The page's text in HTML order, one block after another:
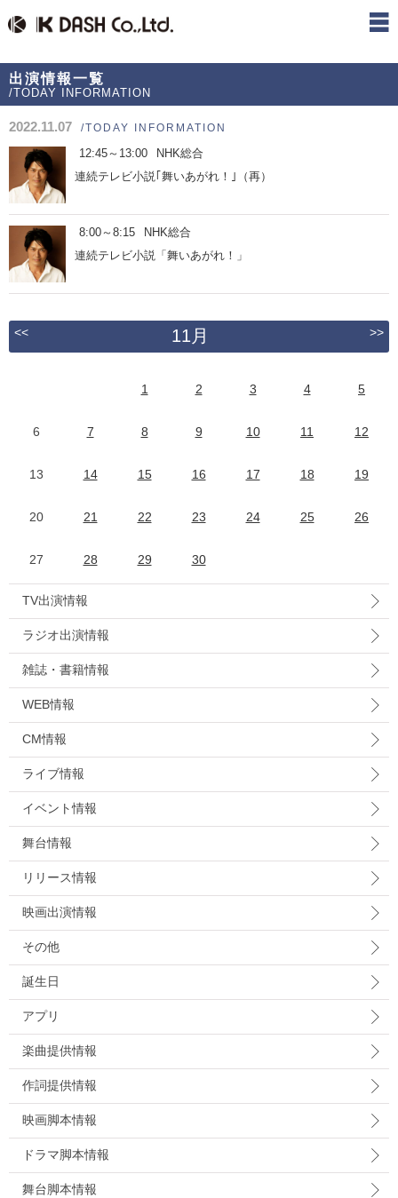
出演情報一覧
/TODAY INFORMATION
2022.11.07 /TODAY INFORMATION
12:45～13:00
NHK総合
連続テレビ小説｢舞いあがれ！｣（再）
8:00～8:15
NHK総合
連続テレビ小説「舞いあがれ！」
<< 11月 >>
1 2 3 4 5
6 7 8 9 10 11 12
13 14 15 16 17 18 19
20 21 22 23 24 25 26
27 28 29 30
TV出演情報
ラジオ出演情報
雑誌・書籍情報
WEB情報
CM情報
ライブ情報
イベント情報
舞台情報
リリース情報
映画出演情報
その他
誕生日
アプリ
楽曲提供情報
作詞提供情報
映画脚本情報
ドラマ脚本情報
舞台脚本情報